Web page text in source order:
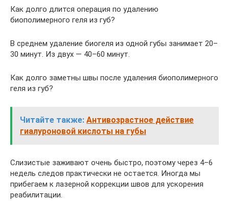
Как долго длится операция по удалению
биополимерного геля из губ?
В среднем удаление биогеля из одной губы занимает 20–
30 минут. Из двух — 40–60 минут.
Как долго заметны швы после удаления биополимерного
геля из губ?
Читайте также: Антивозрастное действие
гиалуроновой кислоты на губы
Слизистые заживают очень быстро, поэтому через 4–6
недель следов практически не остается. Иногда мы
прибегаем к лазерной коррекции швов для ускорения
реабилитации.